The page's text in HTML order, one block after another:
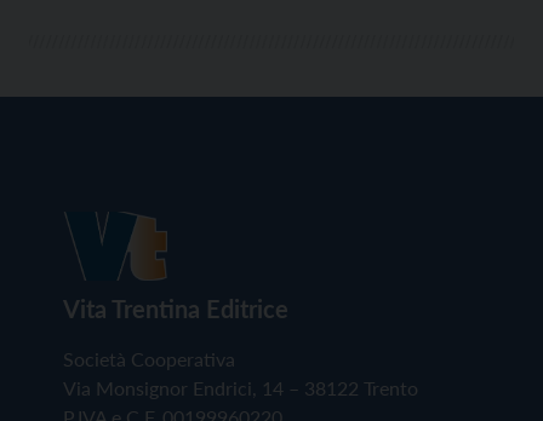
Vita Trentina Editrice
Società Cooperativa
Via Monsignor Endrici, 14 – 38122 Trento